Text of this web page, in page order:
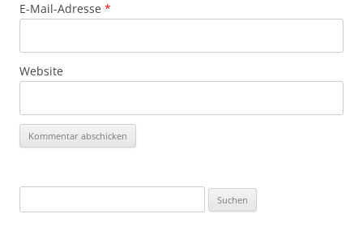
E-Mail-Adresse *
Website
nach: